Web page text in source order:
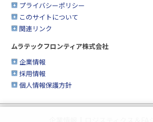
プライバシーポリシー
このサイトについて
関連リンク
ムラテックフロンティア株式会社
企業情報
採用情報
個人情報保護方針